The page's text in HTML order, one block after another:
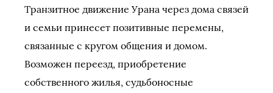
Транзитное движение Урана через дома связей
и семьи принесет позитивные перемены,
связанные с кругом общения и домом.
Возможен переезд, приобретение
собственного жилья, судьбоносные